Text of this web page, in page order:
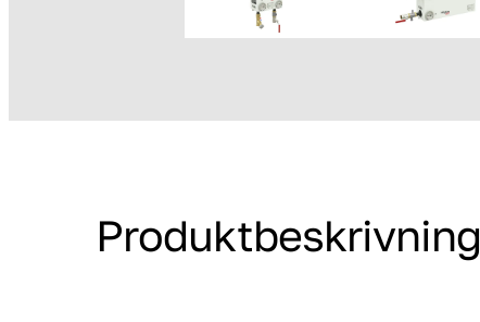
Produktbeskrivning